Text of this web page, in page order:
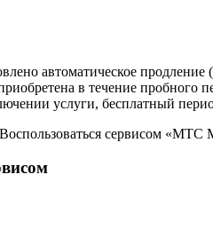
автоматическое
в течение пробного
услуги, бесплатный
сервисом